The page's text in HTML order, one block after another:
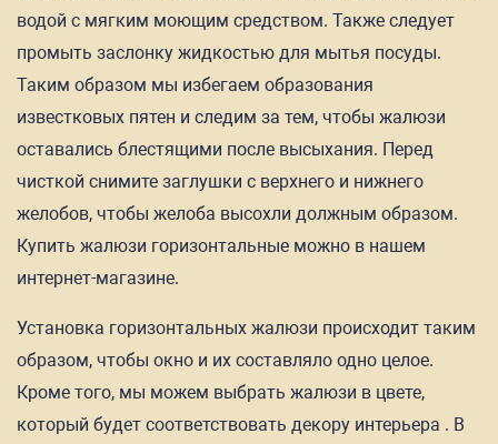
водой с мягким моющим средством. Также следует
промыть заслонку жидкостью для мытья посуды.
Таким образом мы избегаем образования
известковых пятен и следим за тем, чтобы жалюзи
оставались блестящими после высыхания. Перед
чисткой снимите заглушки с верхнего и нижнего
желобов, чтобы желоба высохли должным образом.
Купить жалюзи горизонтальные можно в нашем
интернет-магазине.
Установка горизонтальных жалюзи происходит таким
образом, чтобы окно и их составляло одно целое.
Кроме того, мы можем выбрать жалюзи в цвете,
который будет соответствовать декору интерьера . В